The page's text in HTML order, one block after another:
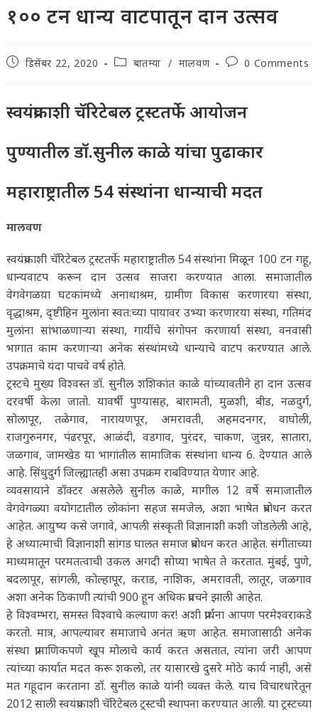
१०० टन धान्य वाटपातून दान उत्सव
Postडिसेंबर 22, 2020
Postबातम्या / मालवण
Post0 Comments
स्वयंप्रकाशी चॅरिटेबल ट्रस्टतर्फे आयोजन
पुण्यातील डॉ.सुनील काळे यांचा पुढाकार
महाराष्ट्रातील 54 संस्थांना धान्याची मदत
मालवण
स्वयंप्रकाशी चॅरिटेबल ट्रस्टतर्फे महाराष्ट्रातील 54 संस्थांना मिळून 100 टन गहू,
धान्यवाटप करून दान उत्सव साजरा करण्यात आला. समाजातील
वेगवेगळय़ा घटकांमध्ये अनाथाश्रम, ग्रामीण विकास करणारया संस्था,
वृद्धाश्रम, दृष्टीहिन मुलांना स्वत:च्या पायावर उभ्या करणारया संस्था, गतिमंद
मुलांना सांभाळणाऱ्या संस्था, गायींचे संगोपन करणार्या संस्था, वनवासी
भागात काम करणाऱ्या अनेक संस्थांमध्ये धान्याचे वाटप करण्यात आले.
उपक्रमाचे यंदा पाचवे वर्ष होते.
ट्रस्टचे मुख्य विश्वस्त डॉ. सुनील शशिकांत काळे यांच्यावतीने हा दान उत्सव
दरवर्षी केला जातो. यावर्षी पुण्यासह, बारामती, मुळशी, बीड, नळदुर्ग,
सोलापूर, तळेगाव, नारायणपूर, अमरावती, अहमदनगर, वाघोली,
राजगुरुनगर, पंढरपूर, आळंदी, वडगाव, पुरंदर, चाकण, जुन्नर, सातारा,
जळगाव, जामखेड या भागांतील सामाजिक संस्थांना धान्य 6. देण्यात आले
आहे. सिंधुदुर्ग जिल्ह्यातही असा उपक्रम राबविण्यात येणार आहे.
व्यवसायाने डॉक्टर असलेले सुनील काळे, मागील 12 वर्षे समाजातील
वेगवेगळ्या वयोगटातील लोकांना सहज समजेल, अशा भाषेत प्रबोधन करत
आहेत. आयुष्य कसे जगावे, आपली संस्कृती विज्ञानाशी कशी जोडलेली आहे,
हे अध्यात्माची विज्ञानाशी सांगड घालत समाज प्रबोधन करत आहेत. संगीताच्या
माध्यमातून परमतत्वाची उकल अगदी सोप्या भाषेत ते करतात. मुंबई, पुणे,
बदलापूर, सांगली, कोल्हापूर, कराड, नाशिक, अमरावती, लातूर, जळगाव
अशा अनेक ठिकाणी त्यांची 900 हून अधिक प्रवचने झाली आहेत.
हे विश्वम्भरा, समस्त विश्वाचे कल्याण कर! अशी प्रार्थना आपण परमेश्वराकडे
करतो. मात्र, आपल्यावर समाजाचे अनंत ऋण आहेत. समाजासाठी अनेक
संस्था प्रामाणिकपणे खूप मोलाचे कार्य करत असतात, त्यांना जरी आपण
त्यांच्या कार्यात मदत करू शकलो, तर यासारखे दुसरे मोठे कार्य नाही, असे
मत गहूदान करताना डॉ. सुनील काळे यांनी व्यक्त केले. याच विचारधारेतून
2012 साली स्वयंप्रकाशी चॅरिटेबल ट्रस्टची स्थापना करण्यात आली. या ट्रस्टच्या